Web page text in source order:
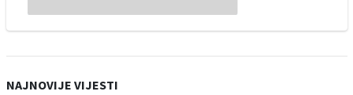
NAJNOVIJE VIJESTI